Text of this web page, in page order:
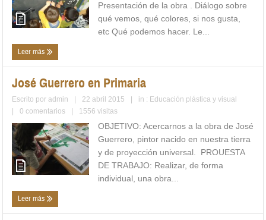
Presentación de la obra . Diálogo sobre
qué vemos, qué colores, si nos gusta,
etc Qué podemos hacer. Le...
Leer más
José Guerrero en Primaria
Escrito poradmin 22 abril 2015 in : Educación plástica y visual
0 comentarios 1556 visitas
OBJETIVO: Acercarnos a la obra de José
Guerrero, pintor nacido en nuestra tierra
y de proyección universal. PROUESTA
DE TRABAJO: Realizar, de forma
individual, una obra...
Leer más